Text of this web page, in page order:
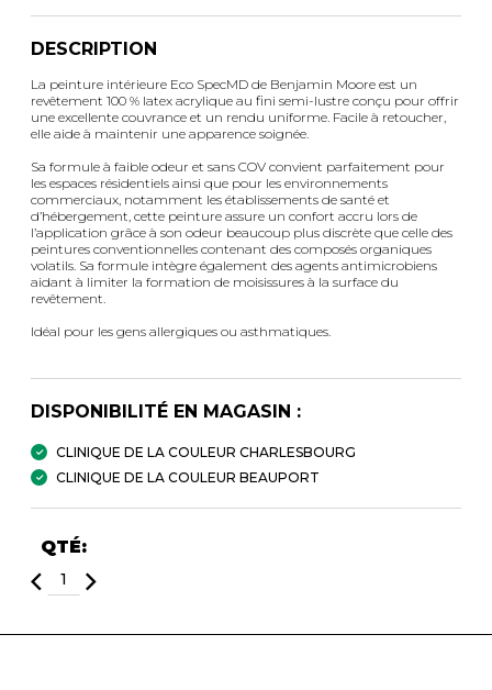
DESCRIPTION
La peinture intérieure Eco SpecMD de Benjamin Moore est un
revêtement 100 % latex acrylique au fini semi-lustre conçu pour offrir
une excellente couvrance et un rendu uniforme. Facile à retoucher,
elle aide à maintenir une apparence soignée.
Sa formule à faible odeur et sans COV convient parfaitement pour
les espaces résidentiels ainsi que pour les environnements
commerciaux, notamment les établissements de santé et
d’hébergement, cette peinture assure un confort accru lors de
l’application grâce à son odeur beaucoup plus discrète que celle des
peintures conventionnelles contenant des composés organiques
volatils. Sa formule intègre également des agents antimicrobiens
aidant à limiter la formation de moisissures à la surface du
revêtement.
Idéal pour les gens allergiques ou asthmatiques.
DISPONIBILITÉ EN MAGASIN :
CLINIQUE DE LA COULEUR CHARLESBOURG
CLINIQUE DE LA COULEUR BEAUPORT
QTÉ: